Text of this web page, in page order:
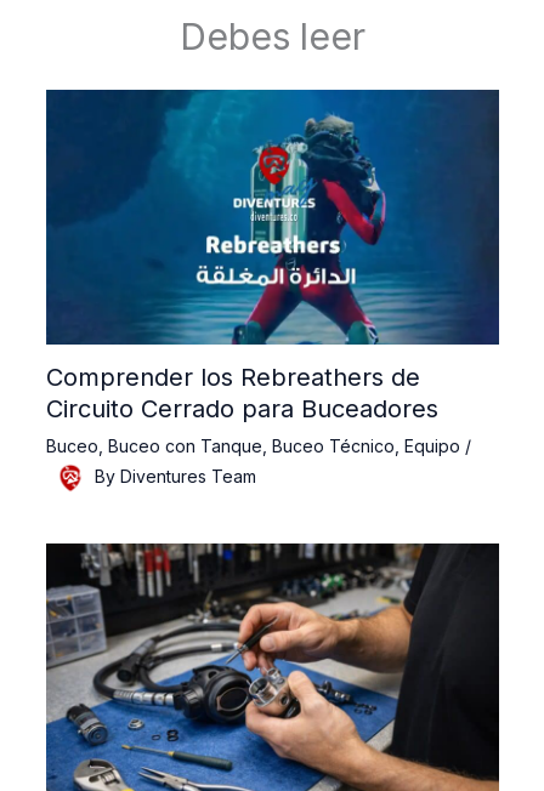
Debes leer
Comprender los Rebreathers de
Circuito Cerrado para Buceadores
Buceo Buceo con Tanque Buceo Técnico Equipo /
By Diventures Team